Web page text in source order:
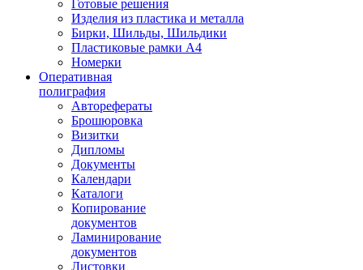
Готовые решения
Изделия из пластика и металла
Бирки, Шильды, Шильдики
Пластиковые рамки А4
Номерки
Оперативная
полиграфия
Авторефераты
Брошюровка
Визитки
Дипломы
Документы
Календари
Каталоги
Копирование
документов
Ламинирование
документов
Листовки